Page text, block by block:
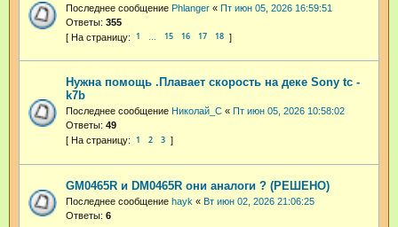
Последнее сообщение Phlanger « Пт июн 05, 2026 16:59:51
Ответы: 355
1 15 16 17 18
Нужна помощь .Плавает скорость на деке Sony tc -
k7b
Последнее сообщение Николай_С « Пт июн 05, 2026 10:58:02
Ответы: 49
1 2 3
GM0465R и DM0465R они аналоги ? (РЕШЕНО)
Последнее сообщение hayk « Вт июн 02, 2026 21:06:25
Ответы: 6